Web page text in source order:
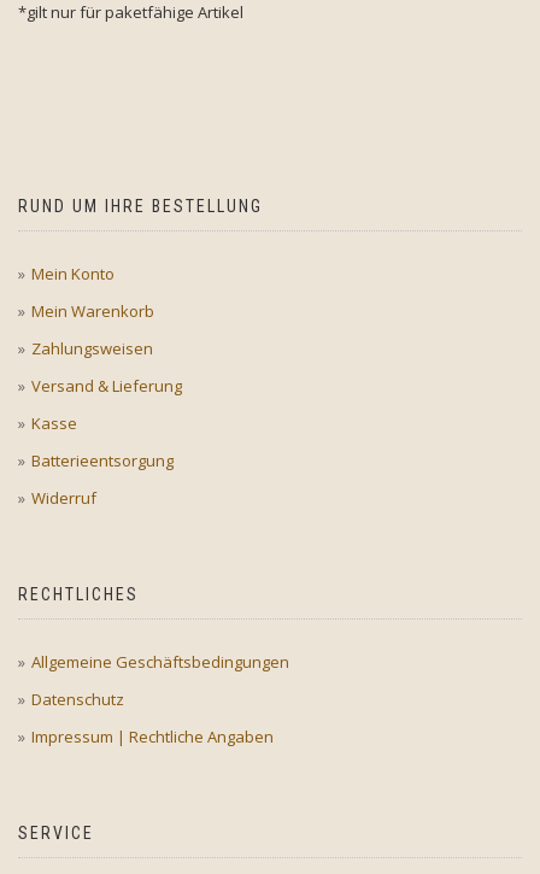
*gilt nur für paketfähige Artikel
RUND UM IHRE BESTELLUNG
Mein Konto
Mein Warenkorb
Zahlungsweisen
Versand & Lieferung
Kasse
Batterieentsorgung
Widerruf
RECHTLICHES
Allgemeine Geschäftsbedingungen
Datenschutz
Impressum | Rechtliche Angaben
SERVICE